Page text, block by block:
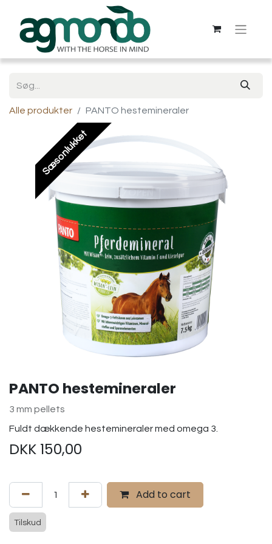
Alle produkter PANTO hestemineraler
Sæsonlukket
PANTO hestemineraler
3 mm pellets
Fuldt dækkende hestemineraler med omega 3.
DKK 150,00
Add to cart
Tilskud